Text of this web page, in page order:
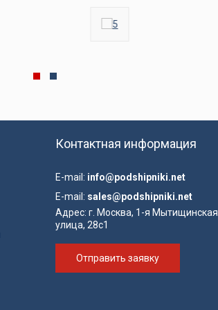
Контактная информация
E-mail: info@podshipniki.net
E-mail: sales@podshipniki.net
Адрес: г. Москва, 1-я Мытищинская
улица, 28с1
Отправить заявку